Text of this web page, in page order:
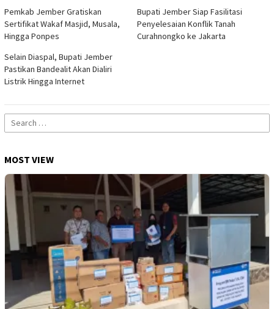
Pemkab Jember Gratiskan
Sertifikat Wakaf Masjid, Musala,
Hingga Ponpes
Bupati Jember Siap Fasilitasi
Penyelesaian Konflik Tanah
Curahnongko ke Jakarta
Selain Diaspal, Bupati Jember
Pastikan Bandealit Akan Dialiri
Listrik Hingga Internet
Search
for:
MOST VIEW